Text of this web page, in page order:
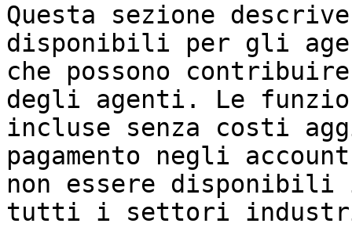
Questa sezione
disponibili per gli
che possono
degli agenti. Le
incluse senza costi
pagamento negli
non essere
tutti i settori